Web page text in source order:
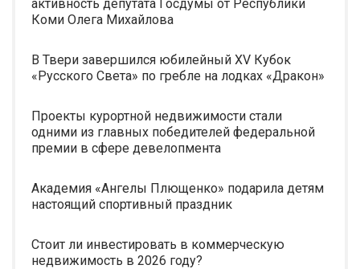
активность депутата Госдумы от Республики
Коми Олега Михайлова
В Твери завершился юбилейный XV Кубок
«Русского Света» по гребле на лодках «Дракон»
Проекты курортной недвижимости стали
одними из главных победителей федеральной
премии в сфере девелопмента
Академия «Ангелы Плющенко» подарила детям
настоящий спортивный праздник
Стоит ли инвестировать в коммерческую
недвижимость в 2026 году?